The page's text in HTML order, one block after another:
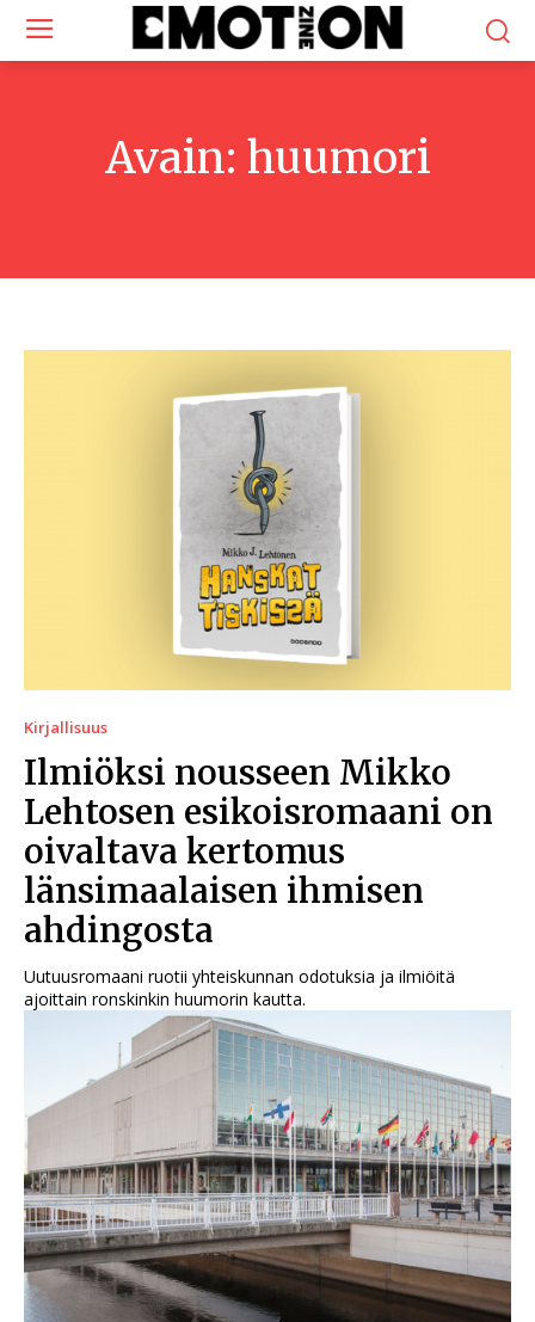
Avain: huumori
Kirjallisuus
Ilmiöksi nousseen Mikko
Lehtosen esikoisromaani on
oivaltava kertomus
länsimaalaisen ihmisen
ahdingosta
Uutuusromaani ruotii yhteiskunnan odotuksia ja ilmiöitä
ajoittain ronskinkin huumorin kautta.